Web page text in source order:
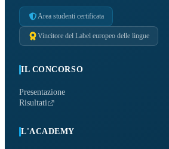
Area studenti certificata
Vincitore del Label europeo delle lingue
IL CONCORSO
Presentazione
Risultati
L'ACADEMY